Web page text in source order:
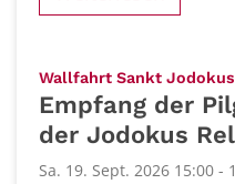
Wallfahrt Sankt Jodokus
Empfang der
der Jodokus
Sa. 19. Sept. 2026 15:00 -